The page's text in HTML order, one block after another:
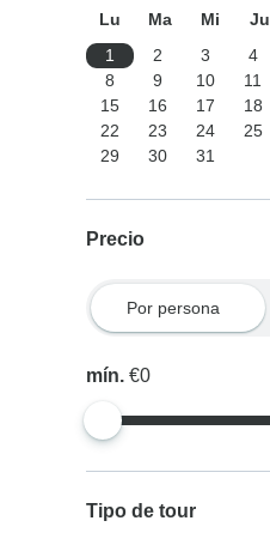
Lu Ma Mi Ju
1
2 3 4
8
9 10 11
15
16 17 18
22
23 24 25
29
30 31
Precio
Por persona
mín.€0
Tipo de tour